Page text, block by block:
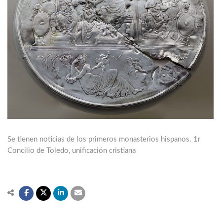
Se tienen noticias de los primeros monasterios hispanos. 1r
Concilio de Toledo, unificación cristiana